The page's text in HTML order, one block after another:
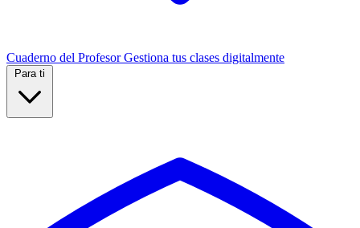
Cuaderno del Profesor Gestiona tus clases digitalmente